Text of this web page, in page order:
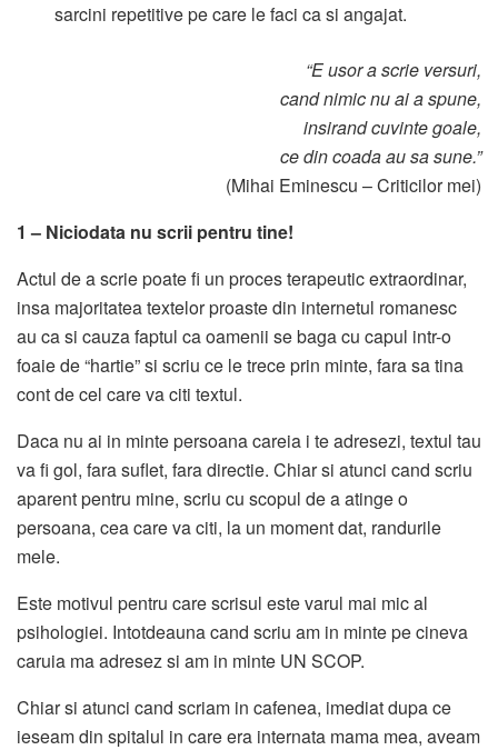
sarcini repetitive pe care le faci ca si angajat.
“E usor a scrie versuri,
cand nimic nu ai a spune,
insirand cuvinte goale,
ce din coada au sa sune.”
(Mihai Eminescu – Criticilor mei)
1 – Niciodata nu scrii pentru tine!
Actul de a scrie poate fi un proces terapeutic extraordinar,
insa majoritatea textelor proaste din internetul romanesc
au ca si cauza faptul ca oamenii se baga cu capul intr-o
foaie de “hartie” si scriu ce le trece prin minte, fara sa tina
cont de cel care va citi textul.
Daca nu ai in minte persoana careia i te adresezi, textul tau
va fi gol, fara suflet, fara directie. Chiar si atunci cand scriu
aparent pentru mine, scriu cu scopul de a atinge o
persoana, cea care va citi, la un moment dat, randurile
mele.
Este motivul pentru care scrisul este varul mai mic al
psihologiei. Intotdeauna cand scriu am in minte pe cineva
caruia ma adresez si am in minte UN SCOP.
Chiar si atunci cand scriam in cafenea, imediat dupa ce
ieseam din spitalul in care era internata mama mea, aveam